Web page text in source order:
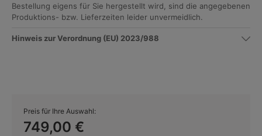
Bestellung eigens für Sie hergestellt wird, sind die angegebenen
Produktions- bzw. Lieferzeiten leider unvermeidlich.
Hinweis zur Verordnung (EU) 2023/988
Preis für Ihre Auswahl:
749,00 €